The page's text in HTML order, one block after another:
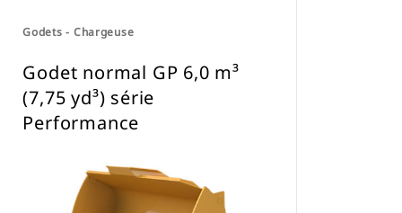
Les attaches spéciales CW sont
disponibles pour toutes les pelles
hydrauliques à chaines et sur pneus.
Godets - Chargeuse
Godet normal GP 6,0 m³
(7,75 yd³) série
Performance